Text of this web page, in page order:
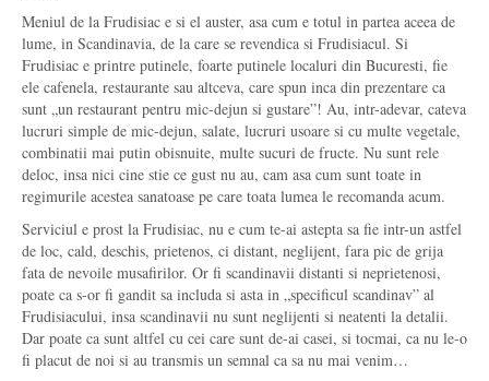
Meniul de la Frudisiac e si el auster, asa cum e totul in partea aceea de
lume, in Scandinavia, de la care se revendica si Frudisiacul. Si
Frudisiac e printre putinele, foarte putinele localuri din Bucuresti, fie
ele cafenela, restaurante sau altceva, care spun inca din prezentare ca
sunt „un restaurant pentru mic-dejun si gustare”! Au, intr-adevar, cateva
lucruri simple de mic-dejun, salate, lucruri usoare si cu multe vegetale,
combinatii mai putin obisnuite, multe sucuri de fructe. Nu sunt rele
deloc, insa nici cine stie ce gust nu au, cam asa cum sunt toate in
regimurile acestea sanatoase pe care toata lumea le recomanda acum.
Serviciul e prost la Frudisiac, nu e cum te-ai astepta sa fie intr-un astfel
de loc, cald, deschis, prietenos, ci distant, neglijent, fara pic de grija
fata de nevoile musafirilor. Or fi scandinavii distanti si neprietenosi,
poate ca s-or fi gandit sa includa si asta in „specificul scandinav” al
Frudisiacului, insa scandinavii nu sunt neglijenti si neatenti la detalii.
Dar poate ca sunt altfel cu cei care sunt de-ai casei, si tocmai, ca nu le-o
fi placut de noi si au transmis un semnal ca sa nu mai venim…